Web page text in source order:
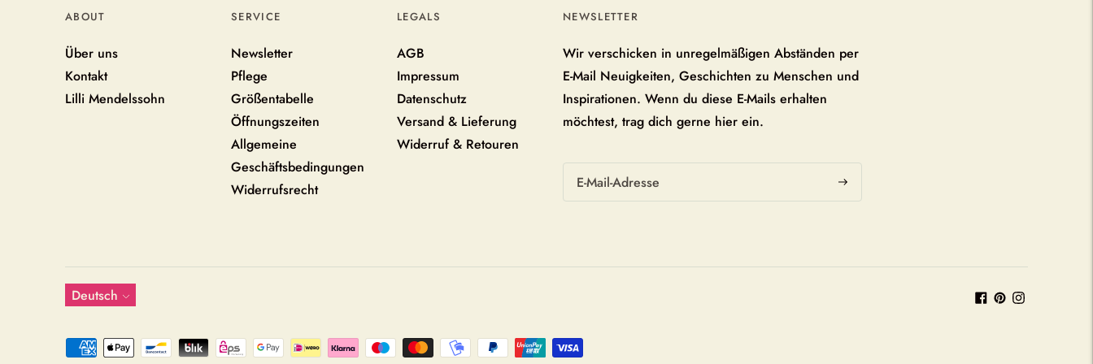
ABOUT
Über uns
Kontakt
Lilli Mendelssohn
SERVICE
Newsletter
Pflege
Größentabelle
Öffnungszeiten
Allgemeine
Geschäftsbedingungen
Widerrufsrecht
LEGALS
AGB
Impressum
Datenschutz
Versand & Lieferung
Widerruf & Retouren
NEWSLETTER
Wir verschicken in unregelmäßigen Abständen per
E-Mail Neuigkeiten, Geschichten zu Menschen und
Inspirationen. Wenn du diese E-Mails erhalten
möchtest, trag dich gerne hier ein.
Abonnieren
Sprache
Deutsch
Akzeptierte